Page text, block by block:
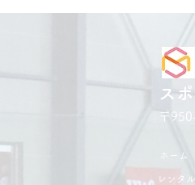
ス
ホーム
レンタ
〒